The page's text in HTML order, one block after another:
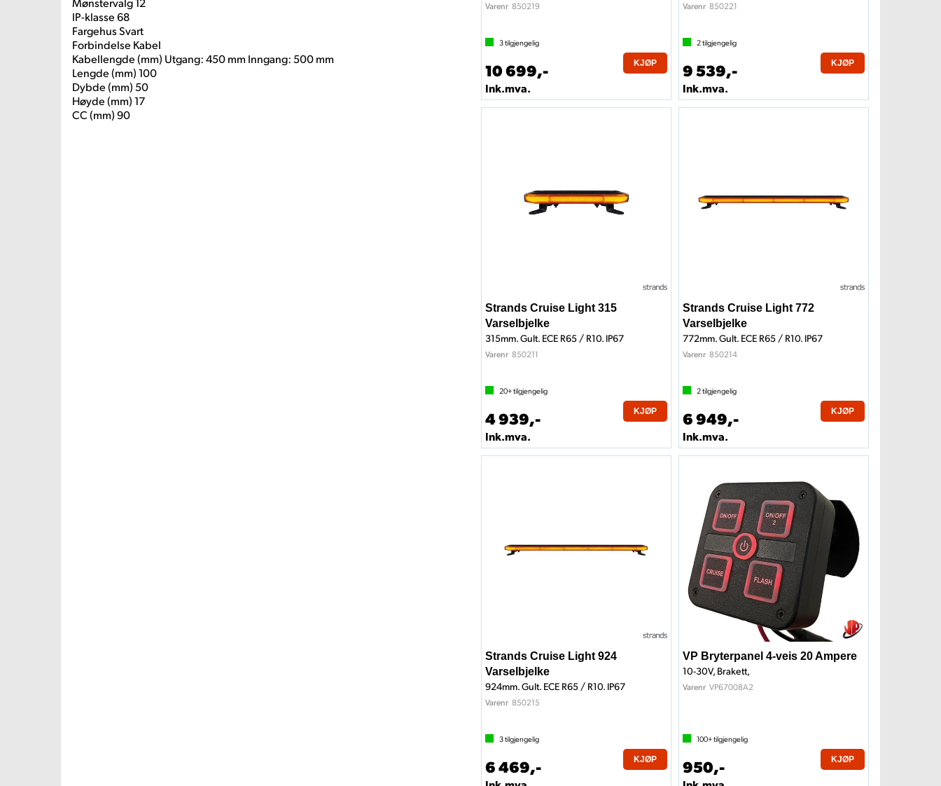
IP-klasse 68
Fargehus Svart
Forbindelse Kabel
Kabellengde (mm) Utgang: 450 mm Inngang: 500 mm
Lengde (mm) 100
Dybde (mm) 50
Høyde (mm) 17
CC (mm) 90
Varenr 850219
3tilgjengelig
10 699,-
Ink.mva.
KJØP
Varenr 850221
2tilgjengelig
9 539,-
Ink.mva.
KJØP
Strands Cruise Light 315
Varselbjelke
315mm. Gult. ECE R65 / R10. IP67
Varenr 850211
20+tilgjengelig
4 939,-
Ink.mva.
KJØP
Strands Cruise Light 772
Varselbjelke
772mm. Gult. ECE R65 / R10. IP67
Varenr 850214
2tilgjengelig
6 949,-
Ink.mva.
KJØP
Strands Cruise Light 924
Varselbjelke
924mm. Gult. ECE R65 / R10. IP67
Varenr 850215
3tilgjengelig
6 469,- KJØP
VP Bryterpanel 4-veis 20 Ampere
10-30V, Brakett,
Varenr VP67008A2
100+tilgjengelig
950,- KJØP